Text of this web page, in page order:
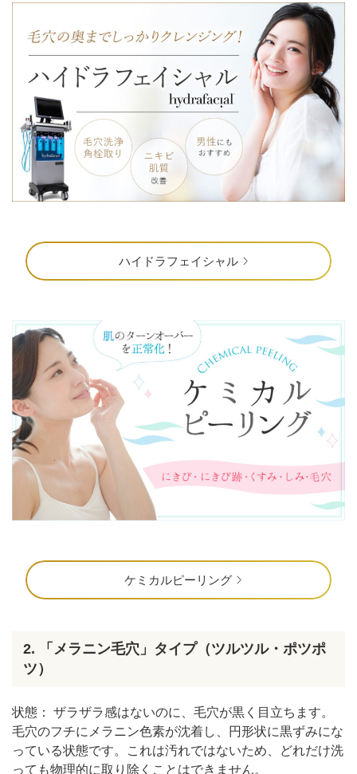
ハイドラフェイシャル
ケミカルピーリング
2. 「メラニン毛穴」タイプ（ツルツル・ポツポ
ツ）
状態： ザラザラ感はないのに、毛穴が黒く目立ちます。
毛穴のフチにメラニン色素が沈着し、円形状に黒ずみにな
っている状態です。これは汚れではないため、どれだけ洗
っても物理的に取り除くことはできません。